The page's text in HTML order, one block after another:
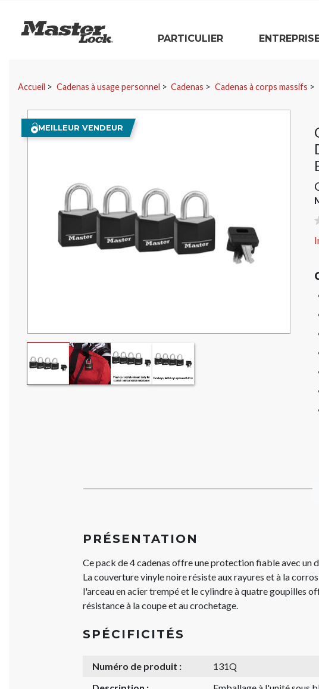
Master Lock
PARTICULIER
Accueil Cadenas à usage personnel Cadenas Cadenas à corps massifs
MEILLEUR VENDEUR
PRÉSENTATION
Ce pack de 4 cadenas offre une protection fiable avec un
La couverture vinyle noire résiste aux rayures et à la
l'arceau en acier trempé et le cylindre à quatre goupilles
résistance à la coupe et au crochetage.
SPÉCIFICITÉS
Numéro de produit :
131Q